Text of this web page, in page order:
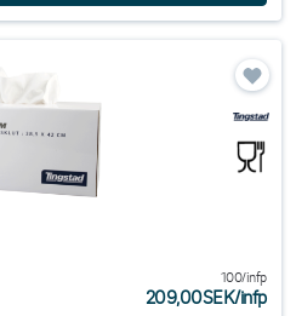
100/infp
209,00SEK/infp